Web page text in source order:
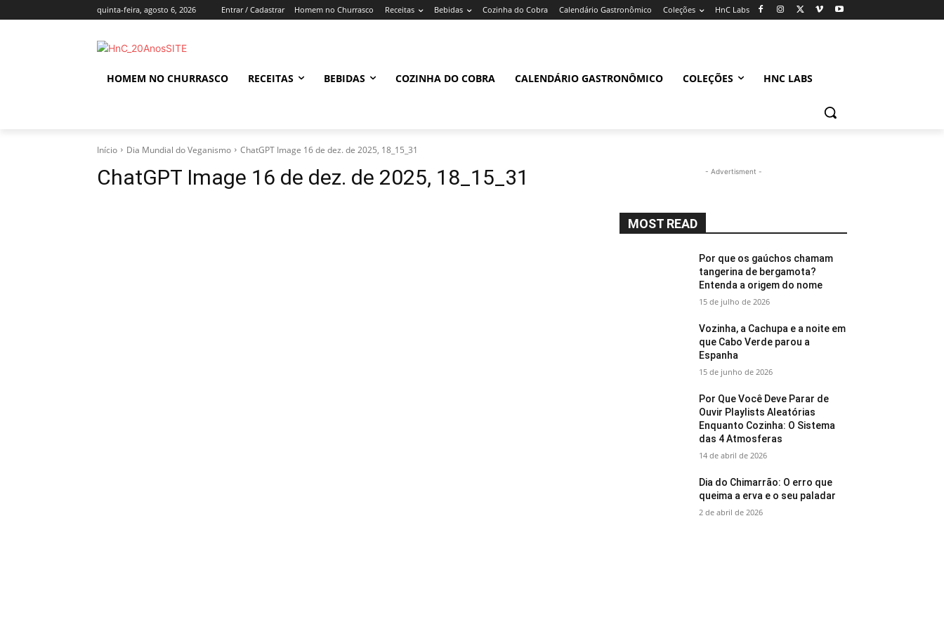
quinta-feira, agosto 6, 2026 Entrar / Cadastrar Homem no Churrasco Receitas Bebidas Cozinha do Cobra Calendário Gastronômico Coleções HnC Labs
HOMEM NO CHURRASCO RECEITAS BEBIDAS COZINHA DO COBRA CALENDÁRIO GASTRONÔMICO COLEÇÕES HNC LABS
Início Dia Mundial do Veganismo ChatGPT Image 16 de dez. de 2025, 18_15_31
ChatGPT Image 16 de dez. de 2025, 18_15_31 - Advertisment -
MOST READ
Por que os gaúchos chamam
tangerina de bergamota?
Entenda a origem do nome
15 de julho de 2026
Vozinha, a Cachupa e a noite em
que Cabo Verde parou a
Espanha
15 de junho de 2026
Por Que Você Deve Parar de
Ouvir Playlists Aleatórias
Enquanto Cozinha: O Sistema
das 4 Atmosferas
14 de abril de 2026
Dia do Chimarrão: O erro que
queima a erva e o seu paladar
2 de abril de 2026